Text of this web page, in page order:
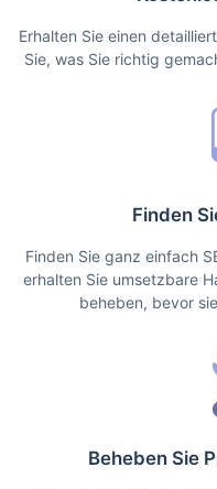
Erhalten Sie einen
Sie, was Sie richtig
Finden
Finden Sie ganz einfach
erhalten Sie umsetzbare
beheben, bevor
Beheben Sie